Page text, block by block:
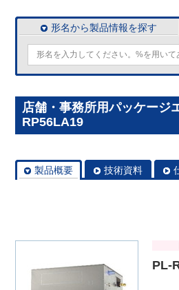
形名から製品情報を探す
店舗・事務所用パッケージ
RP56LA19
製品概要 技術資料
PL-